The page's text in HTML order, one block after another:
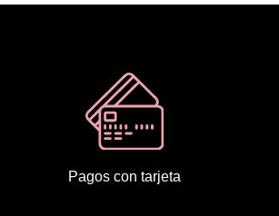
Pagos con tarjeta